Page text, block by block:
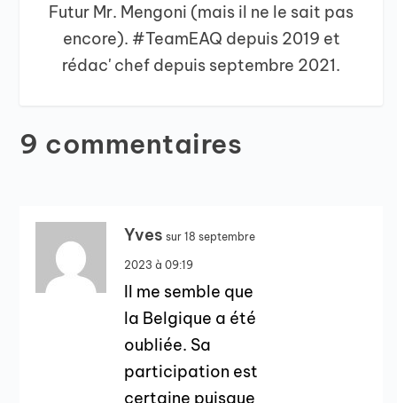
Futur Mr. Mengoni (mais il ne le sait pas
encore). #TeamEAQ depuis 2019 et
rédac' chef depuis septembre 2021.
9 commentaires
Yves sur 18 septembre
2023 à 09:19
Il me semble que
la Belgique a été
oubliée. Sa
participation est
certaine puisque